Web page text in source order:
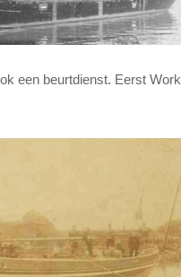
een beurtdienst. Eerst